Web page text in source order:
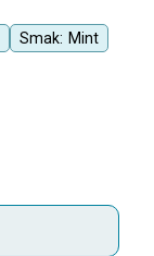
Smak: Mint